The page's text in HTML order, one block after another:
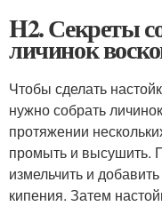
H2. Секреты
личинок
Чтобы сделать
нужно собрать
протяжении
промыть и высушить.
измельчить и
кипения. Затем